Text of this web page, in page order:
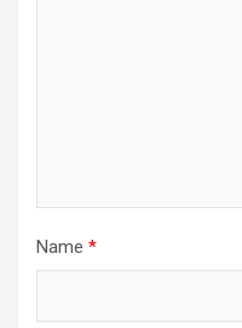
Name *